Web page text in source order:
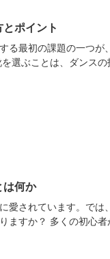
ポイント
る最初の課題の一つが
選ぶことは、ダンスの
は何か
愛されています。では
ますか？ 多くの初心者